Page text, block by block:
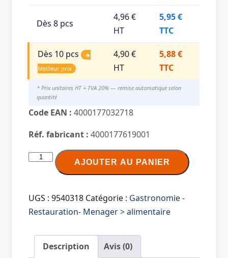
Dès 8 pcs
4,96 €
HT
5,95 €
TTC
Dès 10 pcs
🔥
Meilleur prix
4,90 €
HT
5,88 €
TTC
* Prix unitaires HT + TVA 20% — remise automatique selon
quantité
Code EAN : 4000177032718
Réf. fabricant : 4000177619001
quantité
Sun
Boisson
base
AJOUTER AU PANIER
UGS : 9540318 Catégorie : Gastronomie -
Restauration- Menager > alimentaire
Description Avis (0)